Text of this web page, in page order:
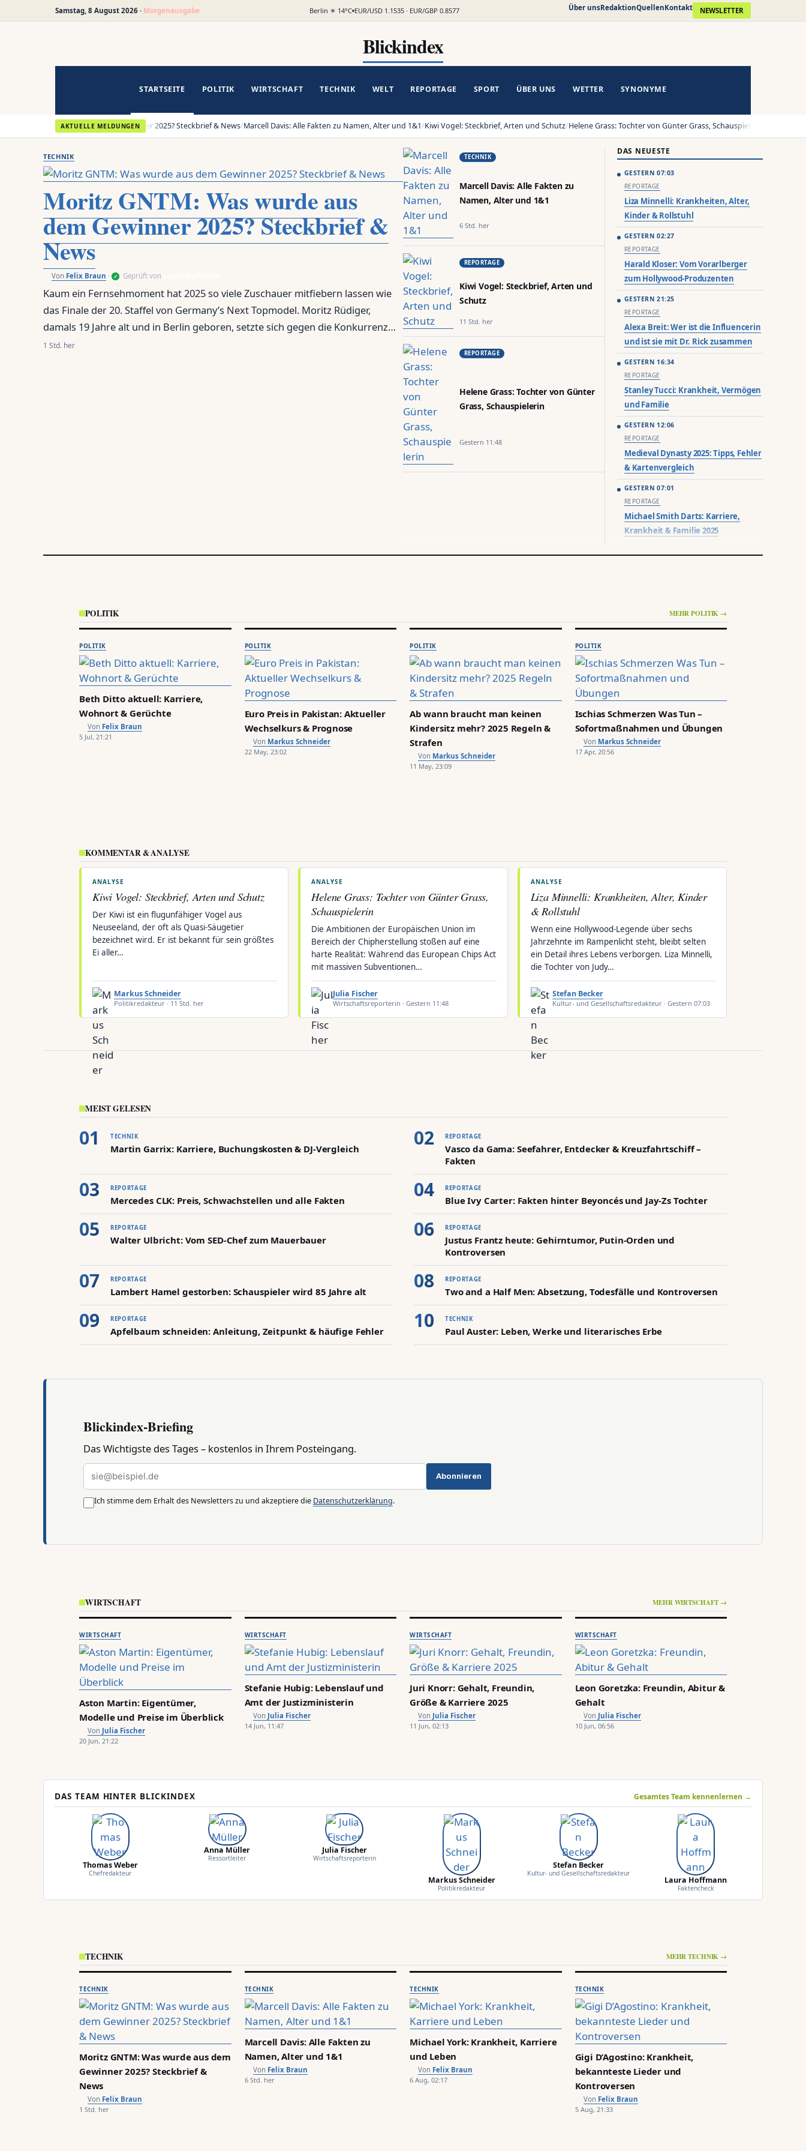
Blickindex — deutsche Nachrichten, Politik, Wirtschaft und Technik
Samstag, 8 August 2026 · Morgenausgabe Berlin ☀ 14°C EUR/USD 1.1535 · EUR/GBP 0.8577 Über unsRedaktionQuellenKontakt NEWSLETTER
Blickindex
STARTSEITE POLITIK WIRTSCHAFT TECHNIK WELT REPORTAGE SPORT ÜBER UNS WETTER SYNONYME
AKTUELLE MELDUNGEN
Was wurde aus dem Gewinner 2025? Steckbrief & News/Marcell Davis: Alle Fakten zu Namen, Alter und 1&1/Kiwi Vogel: Steckbrief, Arten und Schutz /Helene Grass: Tochter von Günter Grass, Schauspielerin/Liza Minnelli:
TECHNIK
Moritz GNTM: Was wurde aus
dem Gewinner 2025? Steckbrief &
News
Felix Braun · ✓ Geprüft von
Kaum ein Fernsehmoment hat 2025 so viele Zuschauer mitfiebern lassen wie
das Finale der 20. Staffel von Germany’s Next Topmodel. Moritz Rüdiger,
damals 19 Jahre alt und in Berlin geboren, setzte sich gegen die Konkurrenz
durch – und stand von einer Sekunde auf die andere im Rampenlicht. Seitdem
1 Std. her
TECHNIK
Marcell Davis: Alle Fakten zu
Namen, Alter und 1&1
6 Std. her
REPORTAGE
Kiwi Vogel: Steckbrief, Arten und
Schutz
11 Std. her
REPORTAGE
Helene Grass: Tochter von Günter
Grass, Schauspielerin
Gestern 11:48
DAS NEUESTE
GESTERN 07:03
REPORTAGE
Liza Minnelli: Krankheiten, Alter,
Kinder & Rollstuhl
GESTERN 02:27
REPORTAGE
Harald Kloser: Vom Vorarlberger
zum Hollywood-Produzenten
GESTERN 21:25
REPORTAGE
Alexa Breit: Wer ist die Influencerin
und ist sie mit Dr. Rick zusammen
GESTERN 16:34
REPORTAGE
Stanley Tucci: Krankheit, Vermögen
und Familie
GESTERN 12:06
REPORTAGE
Medieval Dynasty 2025: Tipps, Fehler
& Kartenvergleich
GESTERN 07:01
REPORTAGE
Michael Smith Darts: Karriere,
Krankheit & Familie 2025
TECHNIK
Vitalhotel Alter Meierhof
Glücksburg: Zimmer, Preise &
Angebote
POLITIK MEHR POLITIK →
POLITIK
Beth Ditto aktuell: Karriere,
Wohnort & Gerüchte
Felix Braun
5 Jul, 21:21
POLITIK
Euro Preis in Pakistan: Aktueller
Wechselkurs & Prognose
Markus Schneider
22 May, 23:02
POLITIK
Ab wann braucht man keinen
Kindersitz mehr? 2025 Regeln &
Strafen
Markus Schneider
11 May, 23:09
POLITIK
Ischias Schmerzen Was Tun –
Sofortmaßnahmen und Übungen
Markus Schneider
17 Apr, 20:56
KOMMENTAR & ANALYSE
ANALYSE
Kiwi Vogel: Steckbrief, Arten und Schutz
Der Kiwi ist ein flugunfähiger Vogel aus
Neuseeland, der oft als Quasi-Säugetier
bezeichnet wird. Er ist bekannt für sein größtes
Ei aller…
Markus Schneider
Politikredakteur · 11 Std. her
ANALYSE
Helene Grass: Tochter von Günter Grass,
Schauspielerin
Die Ambitionen der Europäischen Union im
Bereich der Chipherstellung stoßen auf eine
harte Realität: Während das European Chips Act
mit massiven Subventionen…
Julia Fischer
Wirtschaftsreporterin · Gestern 11:48
ANALYSE
Liza Minnelli: Krankheiten, Alter, Kinder
& Rollstuhl
Wenn eine Hollywood-Legende über sechs
Jahrzehnte im Rampenlicht steht, bleibt selten
ein Detail ihres Lebens verborgen. Liza Minnelli,
die Tochter von Judy…
Stefan Becker
Kultur- und Gesellschaftsredakteur · Gestern 07:03
MEIST GELESEN
TECHNIK
Martin Garrix: Karriere, Buchungskosten & DJ-Vergleich
REPORTAGE
Vasco da Gama: Seefahrer, Entdecker & Kreuzfahrtschiff –
Fakten
REPORTAGE
Mercedes CLK: Preis, Schwachstellen und alle Fakten
REPORTAGE
Blue Ivy Carter: Fakten hinter Beyoncés und Jay-Zs Tochter
REPORTAGE
Walter Ulbricht: Vom SED-Chef zum Mauerbauer
REPORTAGE
Justus Frantz heute: Gehirntumor, Putin-Orden und
Kontroversen
REPORTAGE
Lambert Hamel gestorben: Schauspieler wird 85 Jahre alt
REPORTAGE
Two and a Half Men: Absetzung, Todesfälle und Kontroversen
REPORTAGE
Apfelbaum schneiden: Anleitung, Zeitpunkt & häufige Fehler
TECHNIK
Paul Auster: Leben, Werke und literarisches Erbe
Blickindex-Briefing
Das Wichtigste des Tages – kostenlos in Ihrem Posteingang.
-
M
l
r
e
s
s
e
Abonnieren
Ich stimme dem Erhalt des Newsletters zu und akzeptiere die Datenschutzerklärung.
WIRTSCHAFT MEHR WIRTSCHAFT →
WIRTSCHAFT
Aston Martin: Eigentümer,
Modelle und Preise im Überblick
Julia Fischer
20 Jun, 21:22
WIRTSCHAFT
Stefanie Hubig: Lebenslauf und
Amt der Justizministerin
Julia Fischer
14 Jun, 11:47
WIRTSCHAFT
Juri Knorr: Gehalt, Freundin,
Größe & Karriere 2025
Julia Fischer
11 Jun, 02:13
WIRTSCHAFT
Leon Goretzka: Freundin, Abitur &
Gehalt
Julia Fischer
10 Jun, 06:56
DAS TEAM HINTER BLICKINDEX Gesamtes Team kennenlernen →
Thomas Weber
Chefredakteur
Anna Müller
Ressortleiter
Julia Fischer
Wirtschaftsreporterin
Markus Schneider
Politikredakteur
Stefan Becker
Kultur- und Gesellschaftsredakteur
Laura Hoffmann
Faktencheck
TECHNIK MEHR TECHNIK →
TECHNIK
Moritz GNTM: Was wurde aus dem
Gewinner 2025? Steckbrief &
News
Felix Braun
1 Std. her
TECHNIK
Marcell Davis: Alle Fakten zu
Namen, Alter und 1&1
Felix Braun
6 Std. her
TECHNIK
Michael York: Krankheit, Karriere
und Leben
Felix Braun
6 Aug, 02:17
TECHNIK
Gigi D’Agostino: Krankheit,
bekannteste Lieder und
Kontroversen
Felix Braun
5 Aug, 21:33